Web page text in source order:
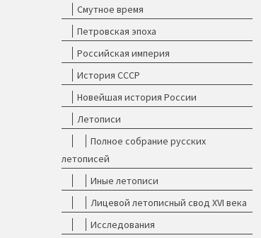
Смутное время
Петровская эпоха
Российская империя
История СССР
Новейшая история России
Летописи
Полное собрание русских
летописей
Иные летописи
Лицевой летописный свод XVI века
Исследования